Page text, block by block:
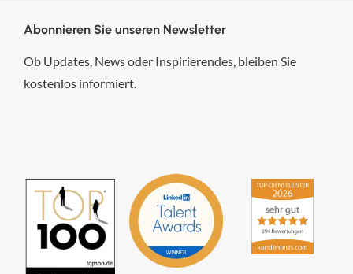
Abonnieren Sie unseren Newsletter
Ob Updates, News oder Inspirierendes, bleiben Sie
kostenlos informiert.